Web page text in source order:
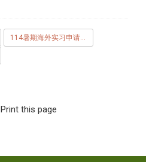
114暑期海外实习申请表.pdf
Print this page